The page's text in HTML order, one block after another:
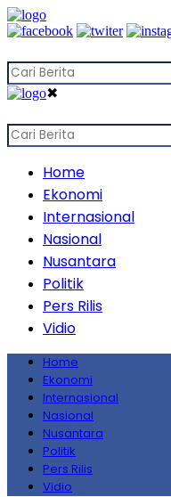
✖
Home
Ekonomi
Internasional
Nasional
Nusantara
Politik
Pers Rilis
Vidio
Home
Ekonomi
Internasional
Nasional
Nusantara
Politik
Pers Rilis
Vidio